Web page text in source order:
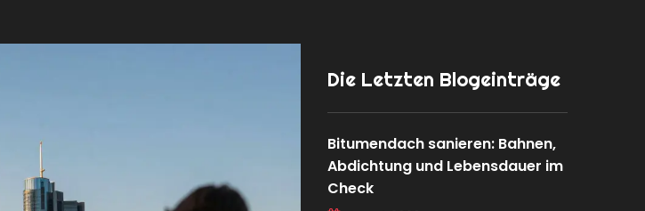
Die Letzten Blogeinträge
Bitumendach sanieren: Bahnen,
Abdichtung und Lebensdauer im
Check